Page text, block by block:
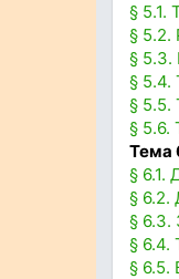
§ 5.1.
§ 5.2.
§ 5.3.
§ 5.4.
§ 5.5.
§ 5.6.
Тема
§ 6.1.
§ 6.2.
§ 6.3.
§ 6.4.
§ 6.5.